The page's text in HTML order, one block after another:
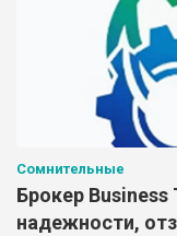
Сомнительные
Брокер Business
надежности,